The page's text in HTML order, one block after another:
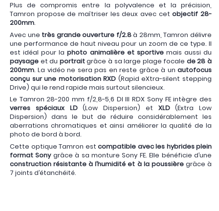
Plus de compromis entre la polyvalence et la précision,
Tamron propose de maîtriser les deux avec cetobjectif 28-
200mm.
Avec une très grande ouverture f/2.8à 28mm, Tamron délivre
une performance de haut niveau pour un zoom de ce type. Il
est idéal pour laphoto animalière et sportivemais aussi du
paysage et du portraitgrâce à sa large plage focale de 28 à
200mm. La vidéo ne sera pas en reste grâce à un autofocus
conçu sur une motorisation RXD (Rapid eXtra-silent stepping
Drive) qui le rend rapide mais surtout silencieux.
Le Tamron 28-200 mm f/2,8-5,6 DI III RDX Sony FE intègre des
verres spéciaux LD(Low Dispersion) et XLD(Extra Low
Dispersion) dans le but de réduire considérablement les
aberrations chromatiques et ainsi améliorer la qualité de la
photo de bord à bord.
Cette optique Tamron est compatible avec les hybrides plein
format Sonygrâce à sa monture Sony FE. Elle bénéficie d’une
construction résistante à l’humidité et à la poussièregrâce à
7 joints d’étanchéité.